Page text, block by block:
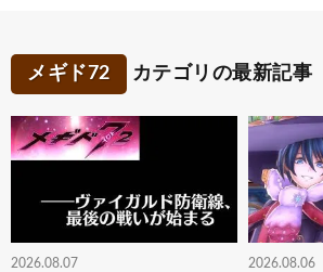
メギド72 カテゴリの最新記事
2026.08.07 2026.08.06